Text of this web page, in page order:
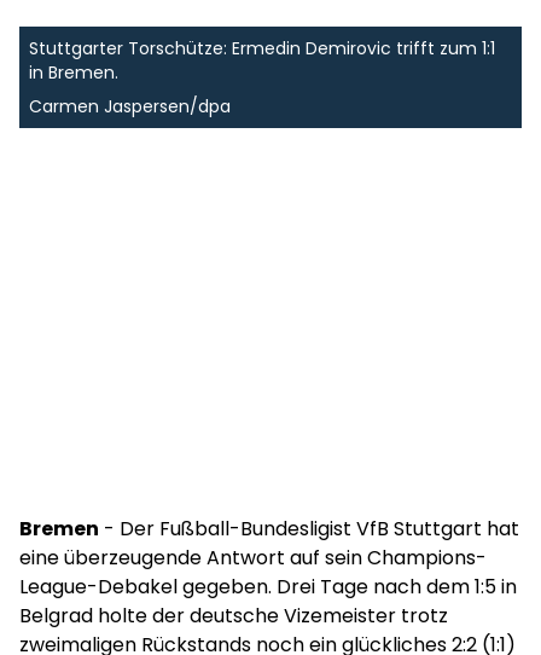
Stuttgarter Torschütze: Ermedin Demirovic trifft zum 1:1
in Bremen.
Carmen Jaspersen/dpa
Bremen - Der Fußball-Bundesligist VfB Stuttgart hat
eine überzeugende Antwort auf sein Champions-
League-Debakel gegeben. Drei Tage nach dem 1:5 in
Belgrad holte der deutsche Vizemeister trotz
zweimaligen Rückstands noch ein glückliches 2:2 (1:1)